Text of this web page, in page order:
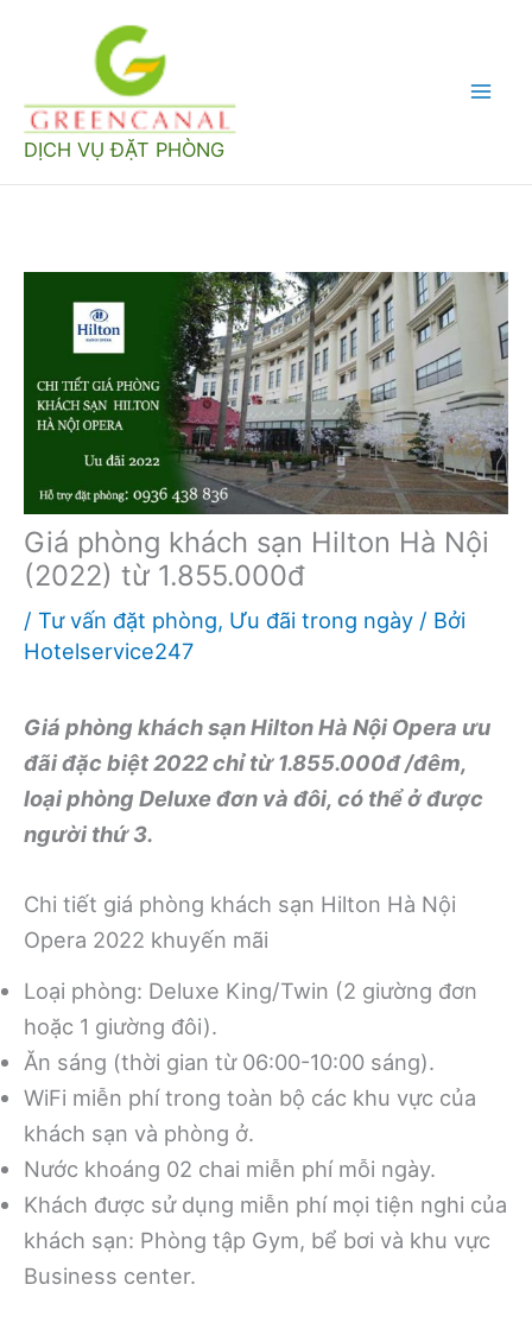
dung
DỊCH VỤ ĐẶT PHÒNG
Giá phòng khách sạn Hilton Hà Nội
(2022) từ 1.855.000đ
/ Tư vấn đặt phòng, Ưu đãi trong ngày / Bởi
Hotelservice247
Giá phòng khách sạn Hilton Hà Nội Opera ưu
đãi đặc biệt 2022 chỉ từ 1.855.000đ /đêm,
loại phòng Deluxe đơn và đôi, có thể ở được
người thứ 3.
Chi tiết giá phòng khách sạn Hilton Hà Nội
Opera 2022 khuyến mãi
Loại phòng: Deluxe King/Twin (2 giường đơn
hoặc 1 giường đôi).
Ăn sáng (thời gian từ 06:00-10:00 sáng).
WiFi miễn phí trong toàn bộ các khu vực của
khách sạn và phòng ở.
Nước khoáng 02 chai miễn phí mỗi ngày.
Khách được sử dụng miễn phí mọi tiện nghi của
khách sạn: Phòng tập Gym, bể bơi và khu vực
Business center.